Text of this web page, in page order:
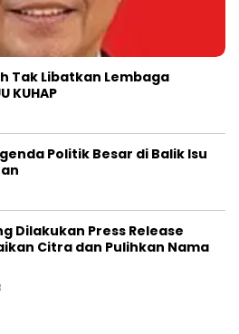
Tak Libatkan Lembaga
KUHAP
Politik Besar di Balik Isu
Dilakukan Press Release
Citra dan Pulihkan Nama